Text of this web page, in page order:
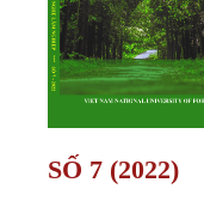
SỐ 7 (2022)